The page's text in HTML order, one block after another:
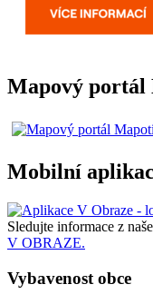
Mapový portál
Mobilní
Sledujte informace z
V OBRAZE.
Vybavenost obce